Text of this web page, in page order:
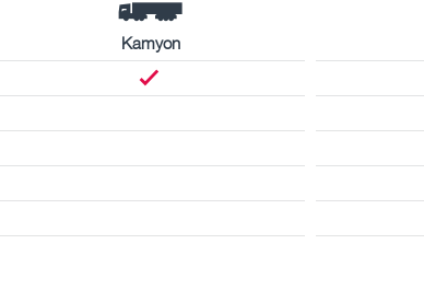
Kamyon